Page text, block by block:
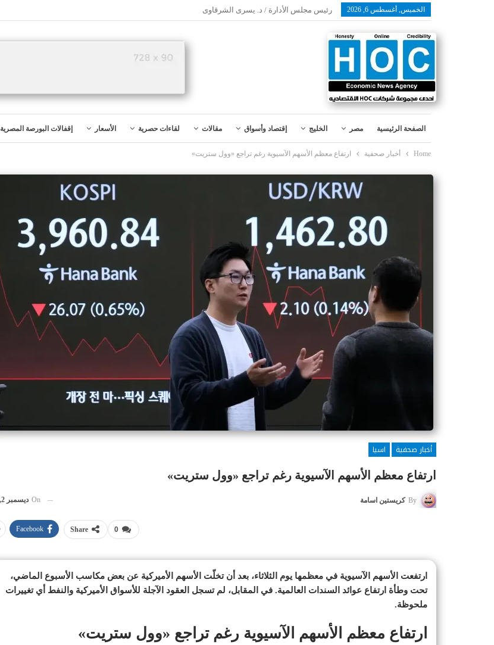
الخميس, أغسطس 6, 2026 رئيس مجلس الأدارة / د. يسرى الشرقاوى
الصفحة الرئيسية مصر الخليج إقتصاد وأسواق مقالات لقاءات حصرية الأسعار إقفالات البورصة المصرية
Home أخبار صحفية ارتفاع معظم الأسهم الآسيوية رغم تراجع «وول ستريت»
أخبار صحفية
اسيا
ارتفاع معظم الأسهم الآسيوية رغم تراجع «وول ستريت»
By كريستين اسامة On ديسمبر 2, 2025
0
Share
Facebook
ارتفعت الأسهم الآسيوية في معظمها يوم الثلاثاء، بعد أن تخلّت الأسهم الأميركية عن بعض مكاسب الأسبوع الماضي،
تحت وطأة ارتفاع عوائد السندات العالمية. في المقابل، لم تسجل العقود الآجلة للأسواق الأميركية والنفط أي تغييرات
ملحوظة.
ارتفاع معظم الأسهم الآسيوية رغم تراجع «وول ستريت»